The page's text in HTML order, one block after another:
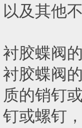
以及其他
衬胶蝶阀
衬胶蝶阀
质的销钉
钉或螺钉